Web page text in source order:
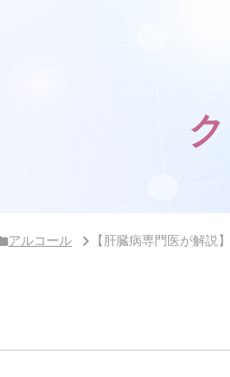
アルコール 【肝臓病専門医が解説